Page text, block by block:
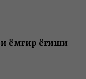
ёмғир ёғиши